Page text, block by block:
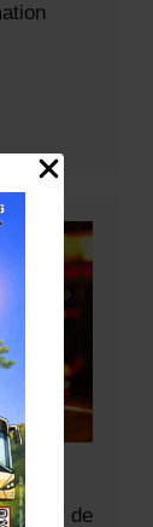
taxi
de